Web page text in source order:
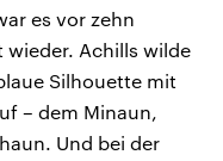
es vor zehn
wieder. Achills wilde
Silhouette mit
– dem Minaun,
Und bei der